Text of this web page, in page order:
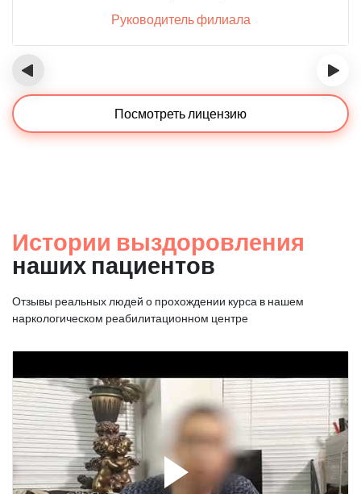
Руководитель филиала
‹ ›
Посмотреть лицензию
Истории выздоровления
наших пациентов
Отзывы реальных людей о прохождении курса в нашем
наркологическом реабилитационном центре